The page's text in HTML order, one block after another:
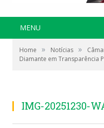
MENU
Home » Notícias »
Diamante em Transparência
IMG-20251230-